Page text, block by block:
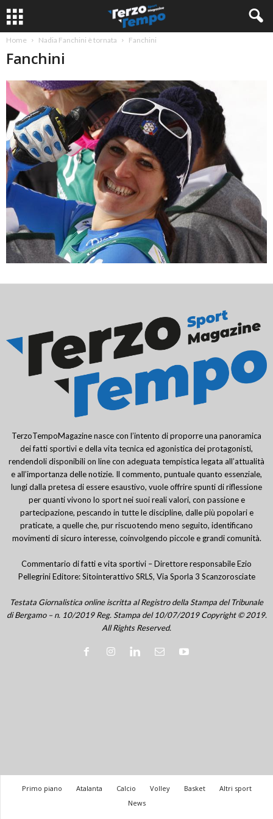
Home Nadia Fanchini è tornata Fanchini
Fanchini
TerzoTempoMagazine nasce con l’intento di proporre una panoramica
dei fatti sportivi e della vita tecnica ed agonistica dei protagonisti,
rendendoli disponibili on line con adeguata tempistica legata all’attualità
e all’importanza delle notizie. Il commento, puntuale quanto essenziale,
lungi dalla pretesa di essere esaustivo, vuole offrire spunti di riflessione
per quanti vivono lo sport nei suoi reali valori, con passione e
partecipazione, pescando in tutte le discipline, dalle più popolari e
praticate, a quelle che, pur riscuotendo meno seguito, identificano
movimenti di sicuro interesse, coinvolgendo piccole e grandi comunità.
Commentario di fatti e vita sportivi – Direttore responsabile Ezio
Pellegrini Editore: Sitointerattivo SRLS, Via Sporla 3 Scanzorosciate
Testata Giornalistica online iscritta al Registro della Stampa del Tribunale
di Bergamo – n. 10/2019 Reg. Stampa del 10/07/2019 Copyright © 2019.
All Rights Reserved.
Primo piano Atalanta Calcio Volley Basket
Altri sport
News